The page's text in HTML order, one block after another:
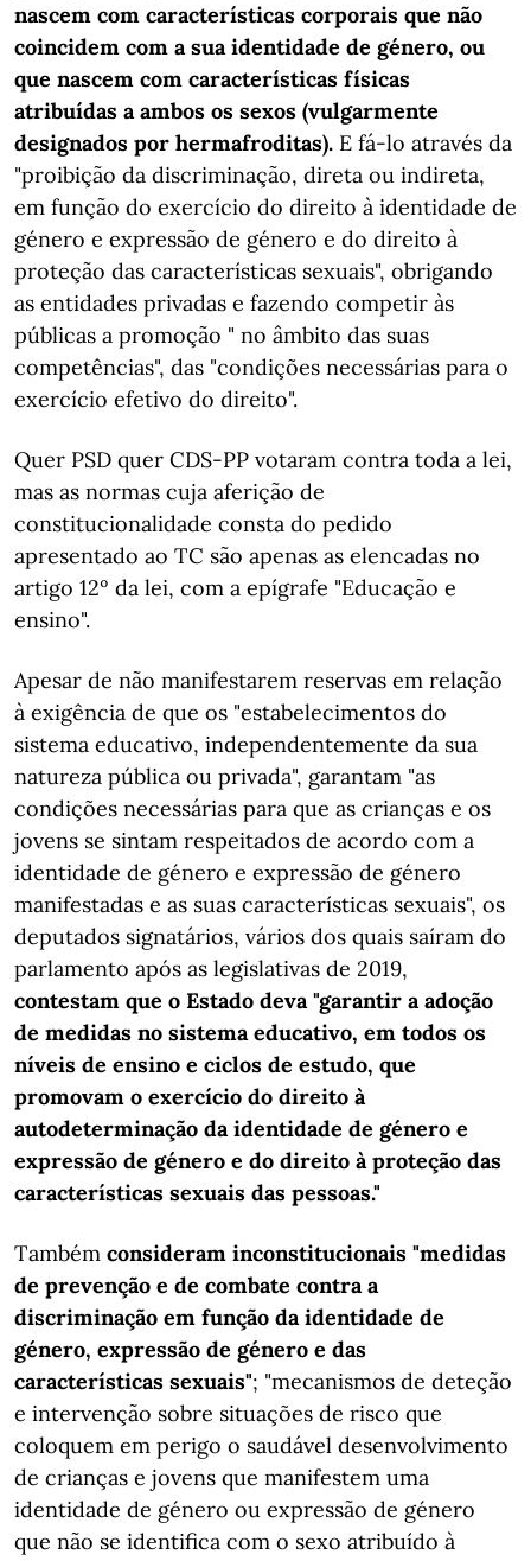
nascem com características corporais que não
coincidem com a sua identidade de género, ou
que nascem com características físicas
atribuídas a ambos os sexos (vulgarmente
designados por hermafroditas). E fá-lo através da
"proibição da discriminação, direta ou indireta,
em função do exercício do direito à identidade de
género e expressão de género e do direito à
proteção das características sexuais", obrigando
as entidades privadas e fazendo competir às
públicas a promoção " no âmbito das suas
competências", das "condições necessárias para o
exercício efetivo do direito".
Quer PSD quer CDS-PP votaram contra toda a lei,
mas as normas cuja aferição de
constitucionalidade consta do pedido
apresentado ao TC são apenas as elencadas no
artigo 12º da lei, com a epígrafe "Educação e
ensino".
Apesar de não manifestarem reservas em relação
à exigência de que os "estabelecimentos do
sistema educativo, independentemente da sua
natureza pública ou privada", garantam "as
condições necessárias para que as crianças e os
jovens se sintam respeitados de acordo com a
identidade de género e expressão de género
manifestadas e as suas características sexuais", os
deputados signatários, vários dos quais saíram do
parlamento após as legislativas de 2019,
contestam que o Estado deva "garantir a adoção
de medidas no sistema educativo, em todos os
níveis de ensino e ciclos de estudo, que
promovam o exercício do direito à
autodeterminação da identidade de género e
expressão de género e do direito à proteção das
características sexuais das pessoas."
Também consideram inconstitucionais "medidas
de prevenção e de combate contra a
discriminação em função da identidade de
género, expressão de género e das
características sexuais"; "mecanismos de deteção
e intervenção sobre situações de risco que
coloquem em perigo o saudável desenvolvimento
de crianças e jovens que manifestem uma
identidade de género ou expressão de género
que não se identifica com o sexo atribuído à